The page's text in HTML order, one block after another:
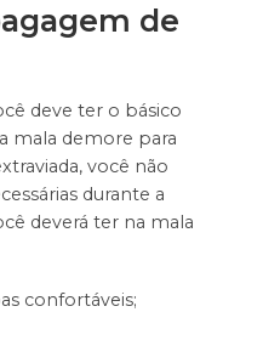
de
deve ter o básico
mala demore para
você não
durante a
deverá ter na mala
confortáveis;